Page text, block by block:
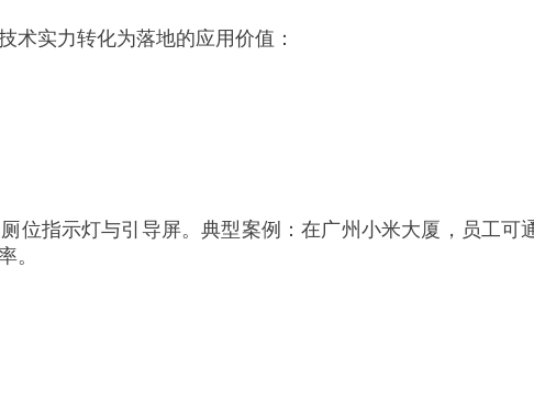
术实力转化为落地的应用价值：
位指示灯与引导屏。典型案例：在广州小米大厦，员工
。